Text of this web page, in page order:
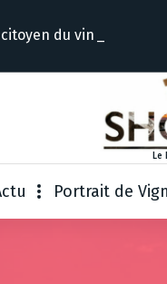
du
Le
Portrait de